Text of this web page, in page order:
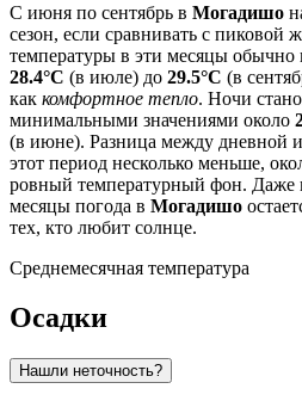
С июня по сентябрь в Могадишо
сезон, если сравнивать с пиковой
температуры в эти месяцы обычно
28.4°C (в июле) до 29.5°C (в
как комфортное тепло. Ночи
минимальными значениями около
(в июне). Разница между дневной
этот период несколько меньше,
ровный температурный фон. Даже
месяцы погода в Могадишо
тех, кто любит солнце.
Среднемесячная температура
Осадки
Нашли неточность?